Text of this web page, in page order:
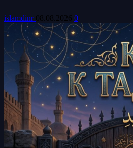
islamdinr 08.08.2026 0